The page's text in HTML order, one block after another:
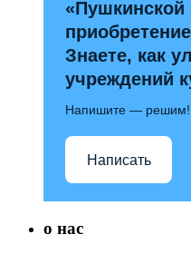
«Пушкинской
Знаете, как
учреждений
Напишите — решим!
Написать
о нас